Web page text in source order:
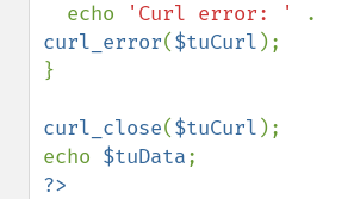
  echo
'Curl error: '
curl_error($tuCurl );
}
curl_close($tuCurl );
echo $tuData
?>